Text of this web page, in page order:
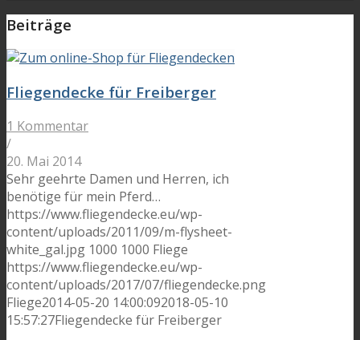
Beiträge
Fliegendecke für Freiberger
1 Kommentar
/
20. Mai 2014
Sehr geehrte Damen und Herren, ich
benötige für mein Pferd…
https://www.fliegendecke.eu/wp-
content/uploads/2011/09/m-flysheet-
white_gal.jpg 1000 1000 Fliege
https://www.fliegendecke.eu/wp-
content/uploads/2017/07/fliegendecke.png
Fliege2014-05-20 14:00:092018-05-10
15:57:27Fliegendecke für Freiberger